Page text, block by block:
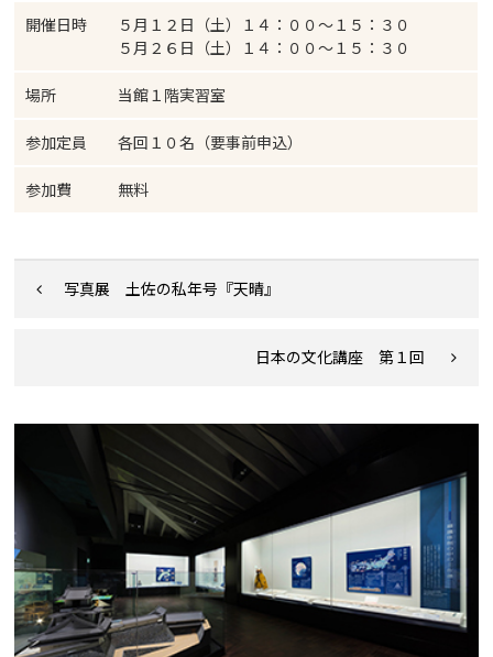
開催日時
５月１２日（土）１４：００～１５：３０
５月２６日（土）１４：００～１５：３０
場所 当館１階実習室
参加定員 各回１０名（要事前申込）
参加費 無料
写真展 土佐の私年号『天晴』
日本の文化講座 第１回